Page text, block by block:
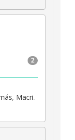
2
Macri.